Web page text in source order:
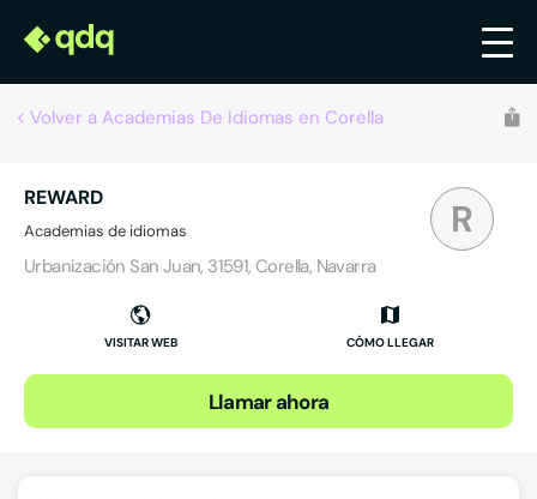
Volver a Academias De Idiomas en Corella
R
REWARD
Academias de idiomas
Urbanización San Juan, 31591, Corella, Navarra
VISITAR WEB CÓMO LLEGAR
Llamar ahora